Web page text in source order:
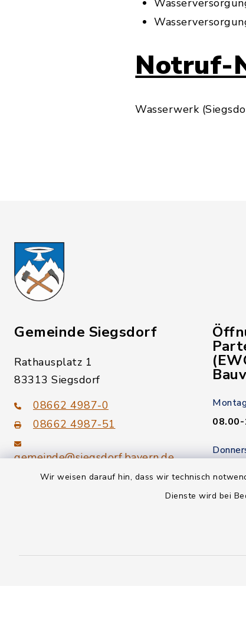
Wir weisen darauf hin, dass wir technisch
Dienste wird bei
Notruf-
Wasserwerk
Gemeinde Siegsdorf
Rathausplatz 1
83313 Siegsdorf
08662 4987-0
08662 4987-51
gemeinde@siegsdorf.bayern.de
Kein